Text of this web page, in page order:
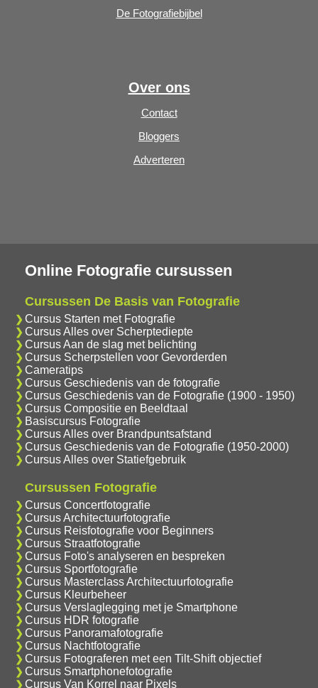
De Fotografiebijbel
Over ons
Contact
Bloggers
Adverteren
Online Fotografie cursussen
Cursussen De Basis van Fotografie
Cursus Starten met Fotografie
Cursus Alles over Scherptediepte
Cursus Aan de slag met belichting
Cursus Scherpstellen voor Gevorderden
Cameratips
Cursus Geschiedenis van de fotografie
Cursus Geschiedenis van de Fotografie (1900 - 1950)
Cursus Compositie en Beeldtaal
Basiscursus Fotografie
Cursus Alles over Brandpuntsafstand
Cursus Geschiedenis van de Fotografie (1950-2000)
Cursus Alles over Statiefgebruik
Cursussen Fotografie
Cursus Concertfotografie
Cursus Architectuurfotografie
Cursus Reisfotografie voor Beginners
Cursus Straatfotografie
Cursus Foto's analyseren en bespreken
Cursus Sportfotografie
Cursus Masterclass Architectuurfotografie
Cursus Kleurbeheer
Cursus Verslaglegging met je Smartphone
Cursus HDR fotografie
Cursus Panoramafotografie
Cursus Nachtfotografie
Cursus Fotograferen met een Tilt-Shift objectief
Cursus Smartphonefotografie
Cursus Van Korrel naar Pixels